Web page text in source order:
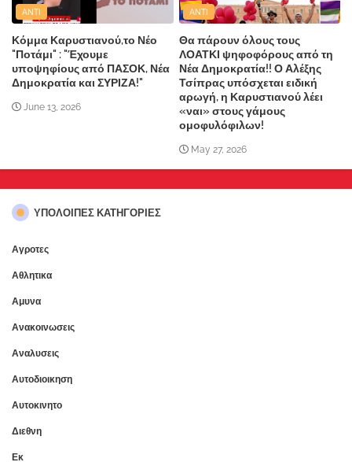
ANTI
Κόμμα Καρυστιανού,το Νέο
"Ποτάμι" : "Έχουμε
υποψηφίους από ΠΑΣΟΚ, Νέα
Δημοκρατία και ΣΥΡΙΖΑ!"
June 13, 2026
ANTI
Θα πάρουν όλους τους
ΛΟΑΤΚΙ ψηφοφόρους από τη
Νέα Δημοκρατία!! Ο Αλέξης
Τσίπρας υπόσχεται ειδική
αρωγή, η Καρυστιανού λέει
«ναι» στους γάμους
ομοφυλόφιλων!
May 27, 2026
ΥΠΌΛΟΙΠΕΣ ΚΑΤΗΓΟΡΊΕΣ
Αγροτες
Αθλητικα
Αμυνα
Ανακοινωσεις
Αναλυσεις
Αυτοδιοικηση
Αυτοκινητο
Διεθνη
Εκ